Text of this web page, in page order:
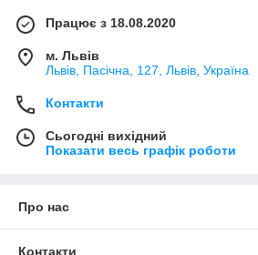
Працює з 18.08.2020
м. Львів
Львів, Пасічна, 127, Львів, Україна
Контакти
Сьогодні вихідний
Показати весь графік роботи
Про нас
Контакти